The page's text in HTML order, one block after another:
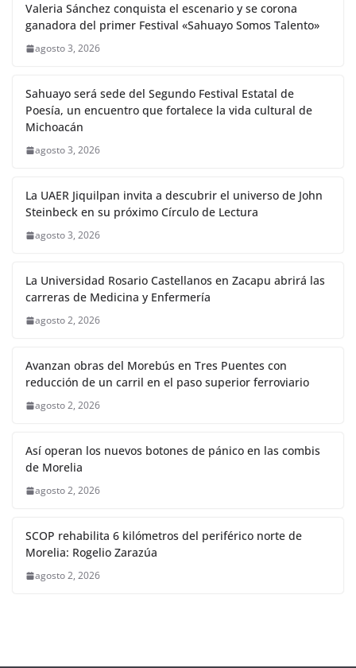
Valeria Sánchez conquista el escenario y se corona
ganadora del primer Festival «Sahuayo Somos Talento»
agosto 3, 2026
Sahuayo será sede del Segundo Festival Estatal de
Poesía, un encuentro que fortalece la vida cultural de
Michoacán
agosto 3, 2026
La UAER Jiquilpan invita a descubrir el universo de John
Steinbeck en su próximo Círculo de Lectura
agosto 3, 2026
La Universidad Rosario Castellanos en Zacapu abrirá las
carreras de Medicina y Enfermería
agosto 2, 2026
Avanzan obras del Morebús en Tres Puentes con
reducción de un carril en el paso superior ferroviario
agosto 2, 2026
Así operan los nuevos botones de pánico en las combis
de Morelia
agosto 2, 2026
SCOP rehabilita 6 kilómetros del periférico norte de
Morelia: Rogelio Zarazúa
agosto 2, 2026